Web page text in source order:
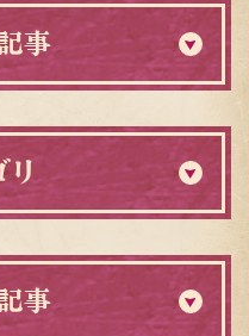
事
リ
事